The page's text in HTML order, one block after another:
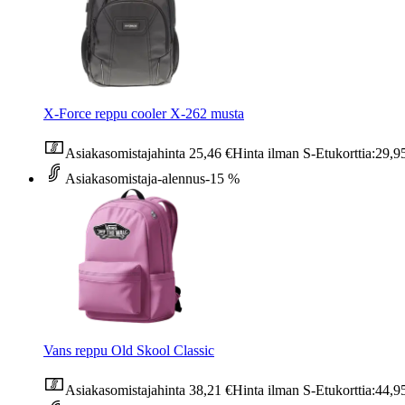
X-Force reppu cooler X-262 musta
Asiakasomistajahinta 25,46 €Hinta ilman S-Etukorttia:
Asiakasomistaja-alennus-15 %
Vans reppu Old Skool Classic
Asiakasomistajahinta 38,21 €Hinta ilman S-Etukorttia: